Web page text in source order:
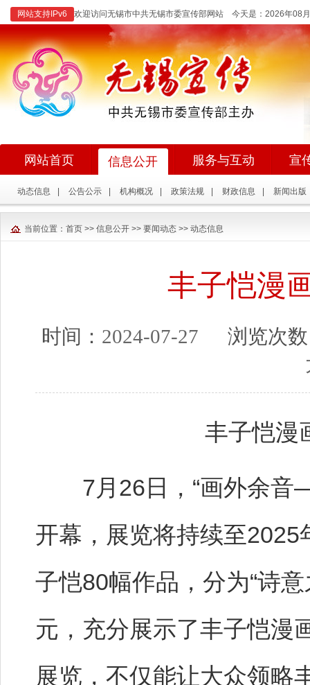
网站支持IPv6 欢迎访问无锡市中共无锡市委宣传部网站 今天是： 2026年08
网站首页 信息公开 服务与互动 宣
动态信息 公告公示 机构概况 政策法规 财政信息 新闻出版
当前位置： 首页 >> 信息公开 >> 要闻动态 >> 动态信息
丰子恺漫
时间： 2024-07-27 浏览次
丰子恺漫
7月26日，“画外余音
开幕，展览将持续至
子恺80幅作品，分为“诗意
元，充分展示了丰子恺漫
展览，不仅能让大众领略